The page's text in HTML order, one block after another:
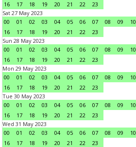
16
17 18 19 20 21 22
23
Sat 27 May 2023
00
01 02 03 04 05 06 07 08 09 10
16
17 18 19 20 21 22
23
Sun 28 May 2023
00
01 02 03 04 05 06 07 08 09 10
16
17 18 19 20 21 22
23
Mon 29 May 2023
00
01 02 03 04 05 06 07 08 09 10
16
17 18 19 20 21 22
23
Tue 30 May 2023
00
01 02 03 04 05 06 07 08 09 10
16
17 18 19 20 21 22
23
Wed 31 May 2023
00
01 02 03 04 05 06 07 08 09 10
16
17 18 19 20 21 22
23